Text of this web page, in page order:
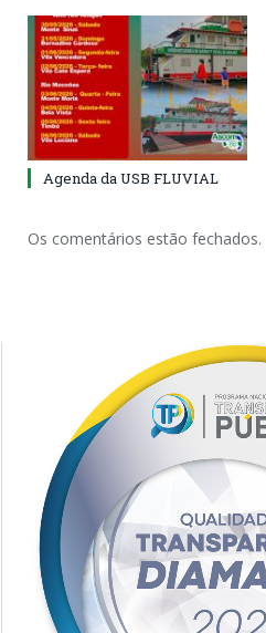
Agenda da USB FLUVIAL
Os comentários estão fechados.